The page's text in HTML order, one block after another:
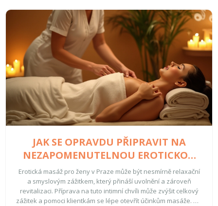
JAK SE OPRAVDU PŘIPRAVIT NA
NEZAPOMENUTELNOU EROTICKOU
MASÁŽ V PRAZE
Erotická masáž pro ženy v Praze může být nesmírně relaxační
a smyslovým zážitkem, který přináší uvolnění a zároveň
revitalizaci. Příprava na tuto intimní chvíli může zvýšit celkový
zážitek a pomoci klientkám se lépe otevřít účinkům masáže. Od